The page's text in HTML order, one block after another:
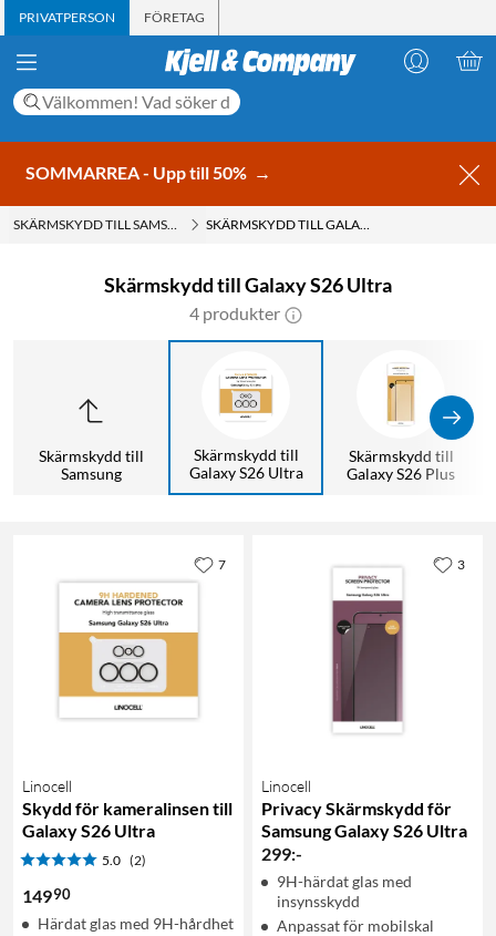
PRIVATPERSON FÖRETAG
SOMMARREA - Upp till 50% →
SKÄRMSKYDD TILL SAMSUNG SKÄRMSKYDD TILL GALAXY S26 ULTRA
Skärmskydd till Galaxy S26 Ultra
4 produkter
Skärmskydd till
Samsung
Skärmskydd till
Galaxy S26 Ultra
Skärmskydd till
Galaxy S26 Plus
Linocell
Skydd för kameralinsen till
Galaxy S26 Ultra
5.0 (2)
14990
Härdat glas med 9H-hårdhet
7
Linocell
Privacy Skärmskydd för
Samsung Galaxy S26 Ultra
299:-
9H-härdat glas med
insynsskydd
Anpassat för mobilskal
3